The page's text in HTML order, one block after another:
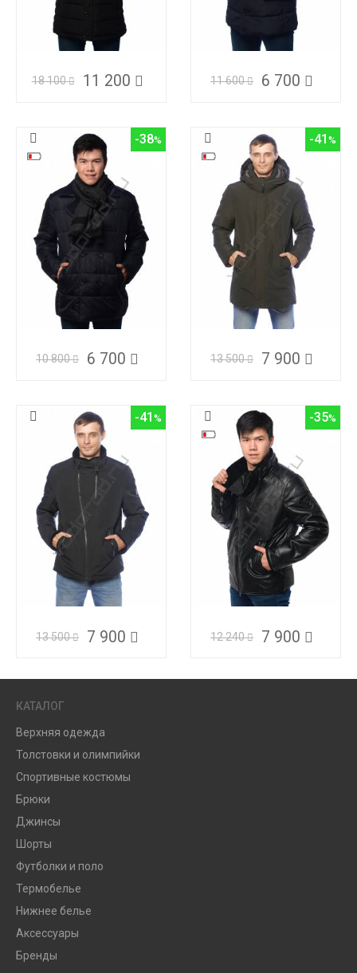
18 100 11 200 11 600 6 700
-38
10 800 6 700
-41
13 500 7 900
-41
13 500 7 900
-35
12 240 7 900
КАТАЛОГ
Верхняя одежда
Толстовки и олимпийки
Спортивные костюмы
Брюки
Джинсы
Шорты
Футболки и поло
Термобелье
Нижнее белье
Аксессуары
Бренды